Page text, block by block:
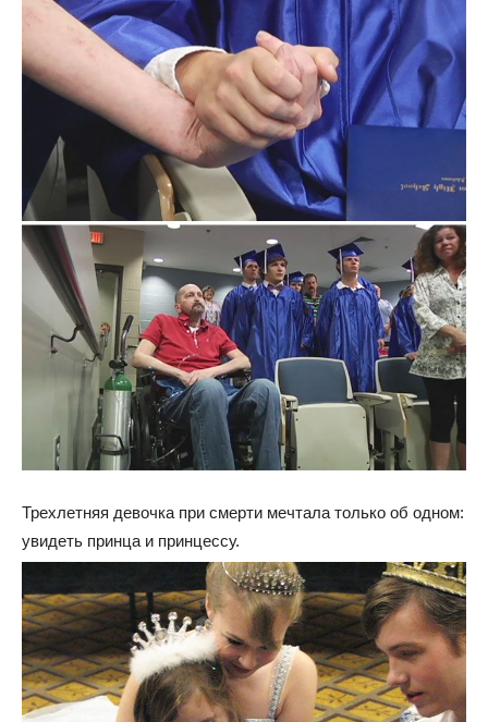
Трехлетняя девочка при смерти мечтала только об одном:
увидеть принца и принцессу.